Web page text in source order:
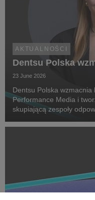
AKTUALNOŚCI
Dentsu Polska
23 June 2026
Dentsu Polska
Performance Media i
skupiającą zespoły
Na czele nowego